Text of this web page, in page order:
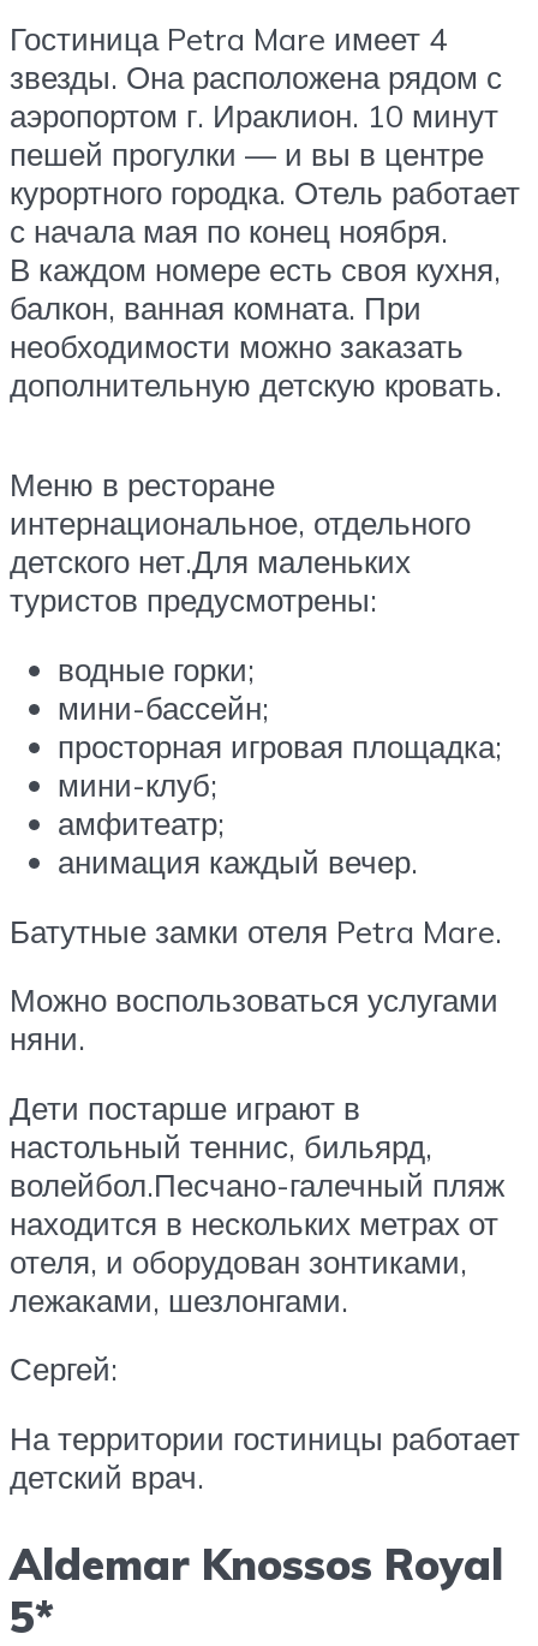
Гостиница Petra Mare имеет 4
звезды. Она расположена рядом с
аэропортом г. Ираклион. 10 минут
пешей прогулки — и вы в центре
курортного городка. Отель работает
с начала мая по конец ноября.
В каждом номере есть своя кухня,
балкон, ванная комната. При
необходимости можно заказать
дополнительную детскую кровать.
Меню в ресторане
интернациональное, отдельного
детского нет.Для маленьких
туристов предусмотрены:
водные горки;
мини-бассейн;
просторная игровая площадка;
мини-клуб;
амфитеатр;
анимация каждый вечер.
Батутные замки отеля Petra Mare.
Можно воспользоваться услугами
няни.
Дети постарше играют в
настольный теннис, бильярд,
волейбол.Песчано-галечный пляж
находится в нескольких метрах от
отеля, и оборудован зонтиками,
лежаками, шезлонгами.
Сергей:
На территории гостиницы работает
детский врач.
Aldemar Knossos Royal
5*